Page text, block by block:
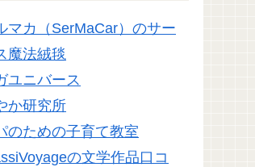
マカ（SerMaCar）のサー
魔法絨毯
ユニバース
か研究所
のための子育て教室
の文学作品口コ